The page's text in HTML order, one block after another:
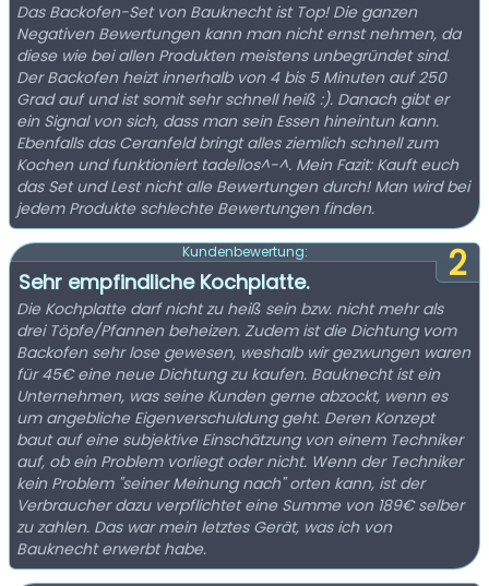
Das Backofen-Set von Bauknecht ist Top! Die ganzen
Negativen Bewertungen kann man nicht ernst nehmen, da
diese wie bei allen Produkten meistens unbegründet sind.
Der Backofen heizt innerhalb von 4 bis 5 Minuten auf 250
Grad auf und ist somit sehr schnell heiß :). Danach gibt er
ein Signal von sich, dass man sein Essen hineintun kann.
Ebenfalls das Ceranfeld bringt alles ziemlich schnell zum
Kochen und funktioniert tadellos^-^. Mein Fazit: Kauft euch
das Set und Lest nicht alle Bewertungen durch! Man wird bei
jedem Produkte schlechte Bewertungen finden.
2
Kundenbewertung:
Sehr empfindliche Kochplatte.
Die Kochplatte darf nicht zu heiß sein bzw. nicht mehr als
drei Töpfe/Pfannen beheizen. Zudem ist die Dichtung vom
Backofen sehr lose gewesen, weshalb wir gezwungen waren
für 45€ eine neue Dichtung zu kaufen. Bauknecht ist ein
Unternehmen, was seine Kunden gerne abzockt, wenn es
um angebliche Eigenverschuldung geht. Deren Konzept
baut auf eine subjektive Einschätzung von einem Techniker
auf, ob ein Problem vorliegt oder nicht. Wenn der Techniker
kein Problem "seiner Meinung nach" orten kann, ist der
Verbraucher dazu verpflichtet eine Summe von 189€ selber
zu zahlen. Das war mein letztes Gerät, was ich von
Bauknecht erwerbt habe.